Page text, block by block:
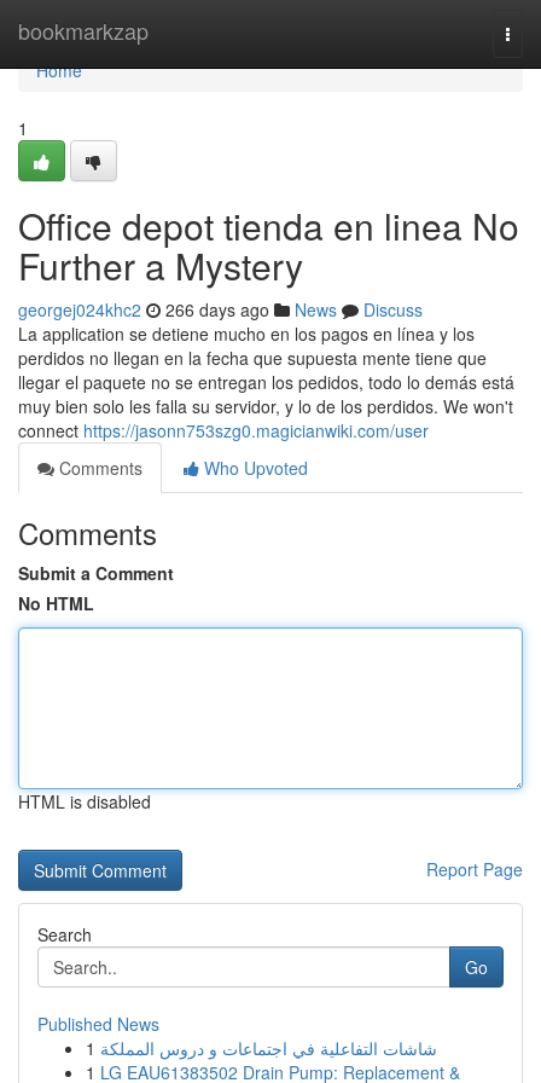
bookmarkzap
Home
Home
1
Office depot tienda en linea No
Further a Mystery
georgej024khc2 266 days ago News
Discuss
La application se detiene mucho en los pagos en línea y los
perdidos no llegan en la fecha que supuesta mente tiene que
llegar el paquete no se entregan los pedidos, todo lo demás está
muy bien solo les falla su servidor, y lo de los perdidos. We won't
connect https://jasonn753szg0.magicianwiki.com/user
Comments
Who Upvoted
Comments
Submit a Comment
No HTML
HTML is disabled
Report Page
Search
Go
Published News
1 شاشات التفاعلية في اجتماعات و دروس المملكة
1 LG EAU61383502 Drain Pump: Replacement &